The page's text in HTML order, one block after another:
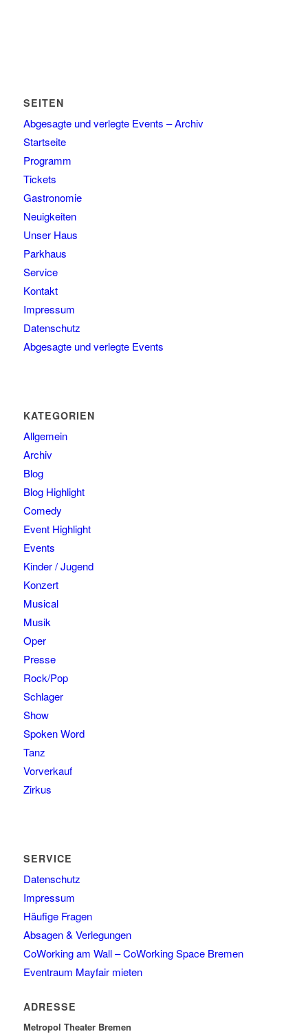
SEITEN
Abgesagte und verlegte Events – Archiv
Startseite
Programm
Tickets
Gastronomie
Neuigkeiten
Unser Haus
Parkhaus
Service
Kontakt
Impressum
Datenschutz
Abgesagte und verlegte Events
KATEGORIEN
Allgemein
Archiv
Blog
Blog Highlight
Comedy
Event Highlight
Events
Kinder / Jugend
Konzert
Musical
Musik
Oper
Presse
Rock/Pop
Schlager
Show
Spoken Word
Tanz
Vorverkauf
Zirkus
SERVICE
Datenschutz
Impressum
Häufige Fragen
Absagen & Verlegungen
CoWorking am Wall – CoWorking Space Bremen
Eventraum Mayfair mieten
ADRESSE
Metropol Theater Bremen